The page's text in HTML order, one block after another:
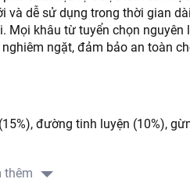
và dễ sử dụng trong thời gian
khâu từ tuyển chọn nguyên
ngặt, đảm bảo an toàn
đường tinh luyện (10%),
thêm